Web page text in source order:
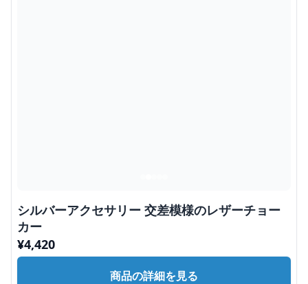
シルバーアクセサリー 交差模様のレザーチョー
カー
¥4,420
商品の詳細を見る